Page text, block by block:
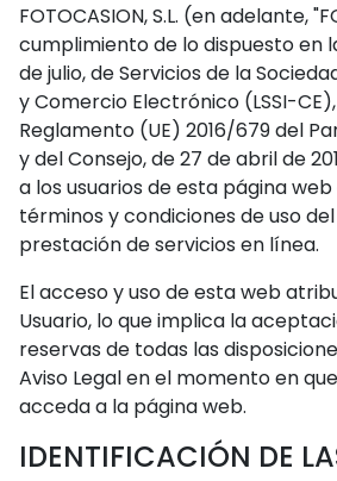
FOTOCASION, S.L. (en adelante,
cumplimiento de lo dispuesto en
de julio, de Servicios de la
y Comercio Electrónico (LSSI-
Reglamento (UE) 2016/679 del
y del Consejo, de 27 de abril de
a los usuarios de esta página
términos y condiciones de uso
prestación de servicios en línea.
El acceso y uso de esta web
Usuario, lo que implica la
reservas de todas las
Aviso Legal en el momento en
acceda a la página web.
IDENTIFICACIÓN DE